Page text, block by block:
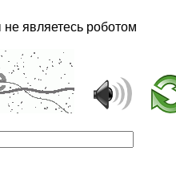
являетесь роботом